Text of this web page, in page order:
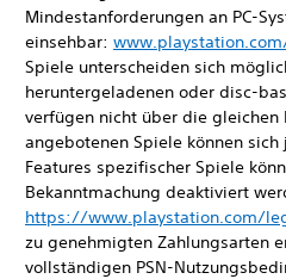
Mindestanforderungen an PC-
einsehbar:
Spiele unterscheiden sich
heruntergeladenen oder disc-
verfügen nicht über die gleichen
angebotenen Spiele können
Features spezifischer Spiele
Bekanntmachung deaktiviert
https://www.playstation.com/
zu genehmigten Zahlungsarten
vollständigen PSN-